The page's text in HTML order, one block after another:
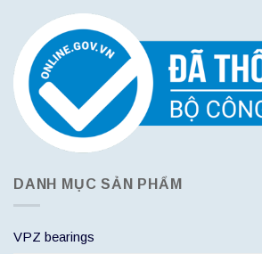
DANH MỤC SẢN PHẨM
VPZ bearings